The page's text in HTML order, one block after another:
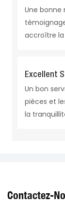
Une
accroître
Excellent
Un bon
pièces et
la
Contactez-